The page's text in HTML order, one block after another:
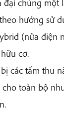
hướng sử
(nửa điện
cơ.
các tấm thu
toàn bộ